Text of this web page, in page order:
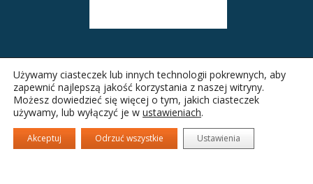
Używamy ciasteczek lub innych technologii pokrewnych, aby
zapewnić najlepszą jakość korzystania z naszej witryny.
Możesz dowiedzieć się więcej o tym, jakich ciasteczek
używamy, lub wyłączyć je w ustawieniach.
Akceptuj Odrzuć wszystkie Ustawienia